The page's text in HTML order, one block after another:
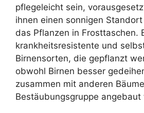
pflegeleicht sein,
ihnen einen sonnigen
das Pflanzen in Frosttaschen.
krankheitsresistente und
Birnensorten, die gepflanzt
obwohl Birnen besser
zusammen mit anderen
Bestäubungsgruppe angebaut